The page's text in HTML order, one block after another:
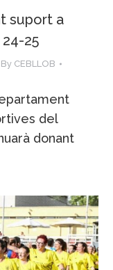
suport a
25
By CEBLLOB
del
donant